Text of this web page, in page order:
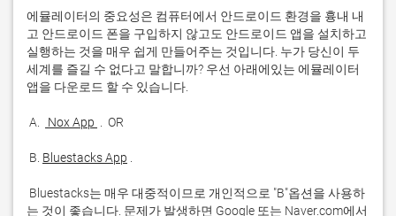
에뮬레이터의 중요성은 컴퓨터에서 안드로이드 환경을 흉내 내
고 안드로이드 폰을 구입하지 않고도 안드로이드 앱을 설치하고
실행하는 것을 매우 쉽게 만들어주는 것입니다. 누가 당신이 두
세계를 즐길 수 없다고 말합니까? 우선 아래에있는 에뮬레이터
A. Nox App
B. Bluestacks App
는 것이 좋습니다. 문제가 발생하면 Google 또는 Naver.com에서